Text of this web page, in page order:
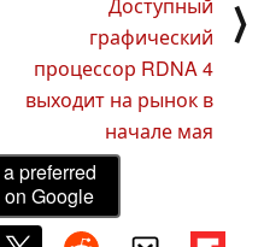
графический
процессор RDNA 4
выходит на рынок в
начале мая
⟩
preferred
Google